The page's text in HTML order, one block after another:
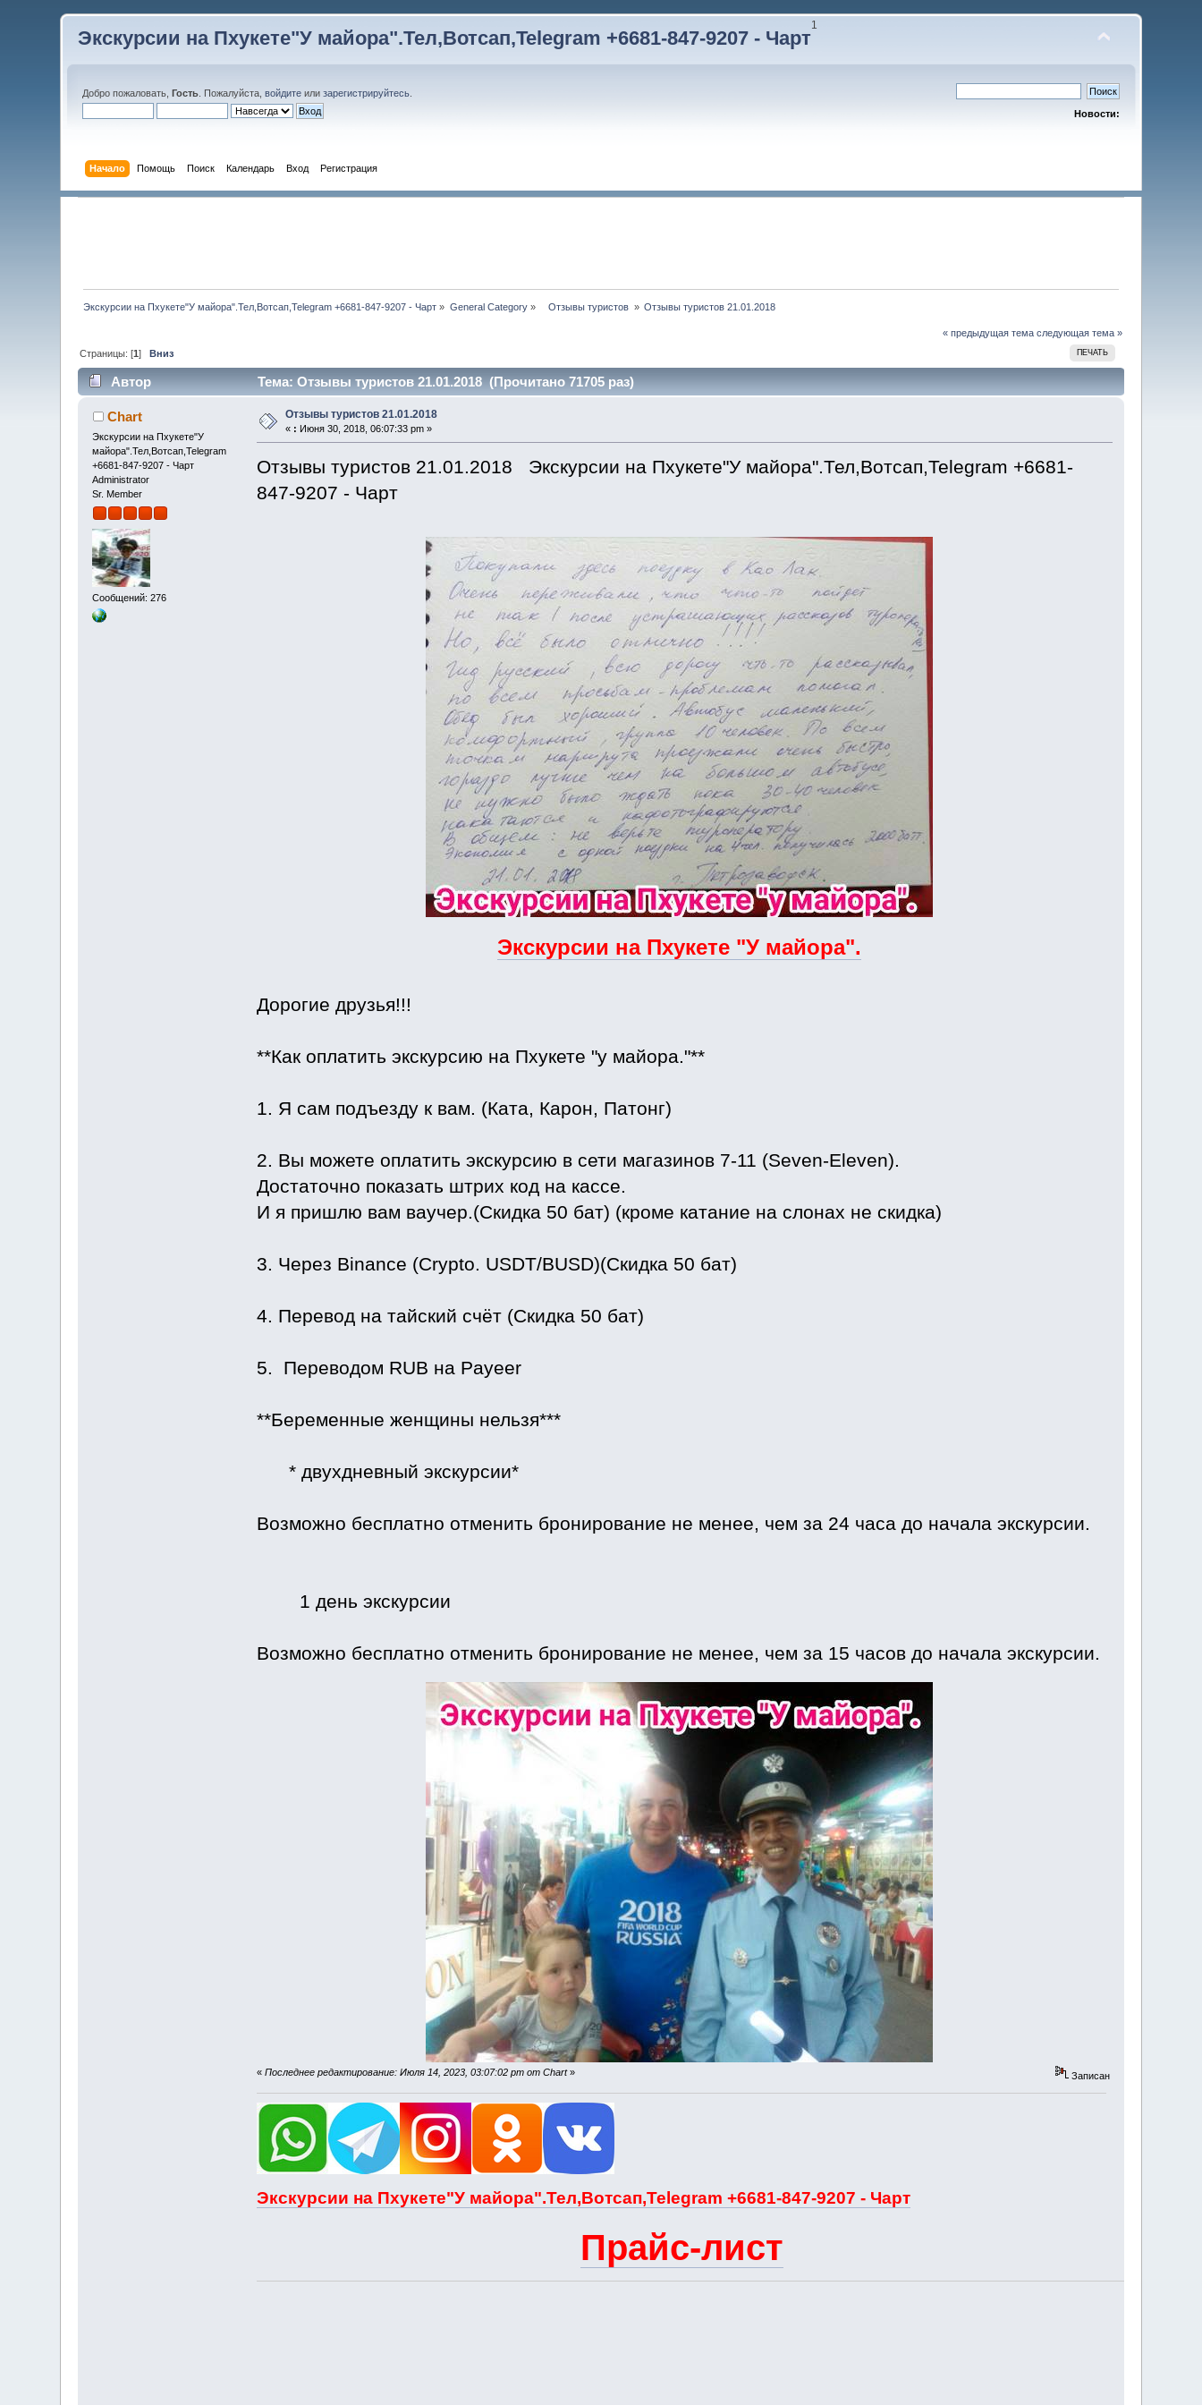
Экскурсии на Пхукете"У майора".Тел,Вотсап,Telegram +6681-847-9207 - Чарт
1
Добро пожаловать,Гость . Пожалуйста,войдите илизарегистрируйтесь
Новости:
Начало Помощь Поиск Календарь Вход Регистрация
Экскурсии на Пхукете"У майора".Тел,Вотсап,Telegram +6681-847-9207 - Чарт » General Category»
   Отзывы туристов
» Отзывы туристов 21.01.2018
« предыдущая тема следующая тема »
ПЕЧАТЬ
Страницы: [1]Вниз
Автор Тема: Отзывы туристов 21.01.2018 (Прочитано 71705 раз)
Chart
Экскурсии на Пхукете"У
майора".Тел,Вотсап,Telegram
+6681-847-9207 - Чарт
Administrator
Sr. Member
Сообщений: 276
Отзывы туристов 21.01.2018
« : Июня 30, 2018, 06:07:33 pm »
Отзывы туристов 21.01.2018 Экскурсии на Пхукете"У майора".Тел,Вотсап,Telegram +6681-
847-9207 - Чарт
Экскурсии на Пхукете "У майора".
Дорогие друзья!!!
**Как оплатить экскурсию на Пхукете "у майора."**
1. Я сам подъезду к вам. (Ката, Карон, Патонг)
2. Вы можете оплатить экскурсию в сети магазинов 7-11 (Seven-Eleven).
Достаточно показать штрих код на кассе.
И я пришлю вам ваучер.(Скидка 50 бат) (кроме катание на слонах не скидка)
3. Через Binance (Crypto. USDT/BUSD)(Скидка 50 бат)
4. Перевод на тайский счёт (Скидка 50 бат)
5. Переводом RUB на Payeer
**Беременные женщины нельзя***
* двухдневный экскурсии*
Возможно бесплатно отменить бронирование не менее, чем за 24 часа до начала экскурсии.
1 день экскурсии
Возможно бесплатно отменить бронирование не менее, чем за 15 часов до начала экскурсии.
« Последнее редактирование: Июля 14, 2023, 03:07:02 pm от Chart» Записан
Экскурсии на Пхукете"У майора".Тел,Вотсап,Telegram +6681-847-9207 - Чарт
Прайс-лист